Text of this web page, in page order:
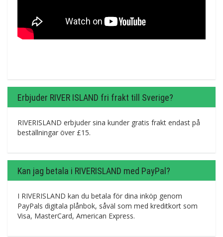
Erbjuder RIVER ISLAND fri frakt till Sverige?
RIVERISLAND erbjuder sina kunder gratis frakt endast på
beställningar över £15.
Kan jag betala i RIVERISLAND med PayPal?
I RIVERISLAND kan du betala för dina inköp genom
PayPals digitala plånbok, såväl som med kreditkort som
Visa, MasterCard, American Express.